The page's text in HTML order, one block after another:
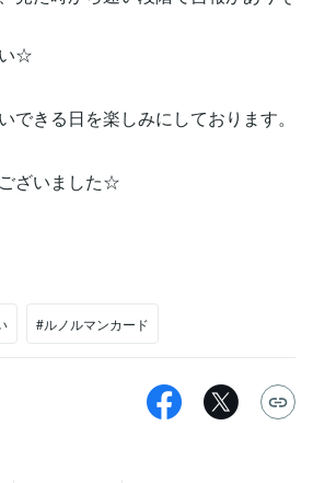
☆
できる日を楽しみにしております。
ざいました☆
#ルノルマンカード